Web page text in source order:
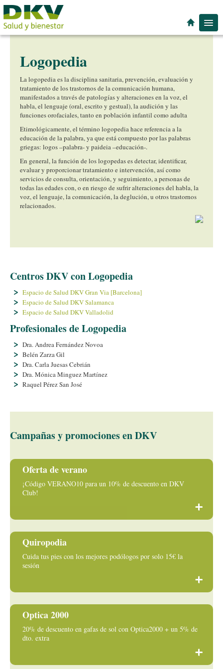
Especialidades
Localidad
Logopedia
La logopedia es la disciplina sanitaria, prevención, evaluación y
tratamiento de los trastornos de la comunicación humana,
manifestados a través de patologías y alteraciones en la voz, el
habla, el lenguaje (oral, escrito y gestual), la audición y las
funciones orofaciales, tanto en población infantil como adulta
Etimológicamente, el término logopedia hace referencia a la
educación de la palabra, ya que está compuesto por las palabras
griegas: logos –palabra- y paideia –educación-.
En general, la función de los logopedas es detectar, identificar,
evaluar y proporcionar tratamiento e intervención, así como
servicios de consulta, orientación, y seguimiento, a personas de
todas las edades con, o en riesgo de sufrir alteraciones del habla, la
voz, el lenguaje, la comunicación, la deglución, u otros trastornos
relacionados.
Centros DKV con Logopedia
Espacio de Salud DKV Gran Via [Barcelona]
Espacio de Salud DKV Salamanca
Espacio de Salud DKV Valladolid
Profesionales de Logopedia
Dra. Andrea Fernández Novoa
Belén Zarza Gil
Dra. Carla Juesas Cebrián
Dra. Mónica Minguez Martí­nez
Raquel Pérez San José
Campañas y promociones en DKV
Oferta de verano
¡Código VERANO10 para un 10% de descuento en DKV
Club!
Quiropodia
Cuida tus pies con los mejores podólogos por solo 15€ la
sesión
Optica 2000
20% de descuento en gafas de sol con Optica2000 + un 5% de
dto. extra